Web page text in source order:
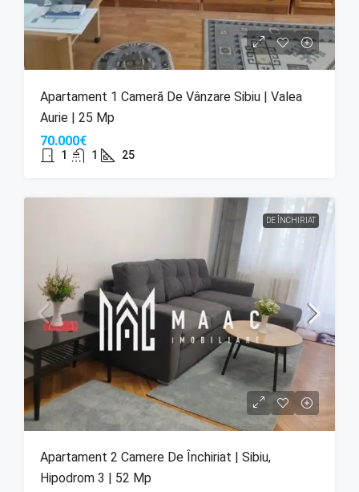
Apartament 1 Cameră De Vânzare Sibiu | Valea
Aurie | 25 Mp
70.000€
1 1 25
DE ÎNCHIRIAT
Apartament 2 Camere De Închiriat | Sibiu,
Hipodrom 3 | 52 Mp